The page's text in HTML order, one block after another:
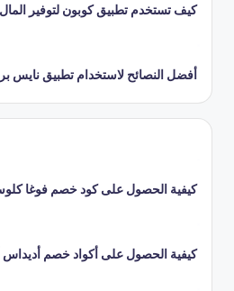
كيف تستخدم تطبيق كوبون لتوفير المال
أفضل النصائح لاستخدام تطبيق نايس
كيفية الحصول على كود خصم فوغا
كيفية الحصول على أكواد خصم أديداس